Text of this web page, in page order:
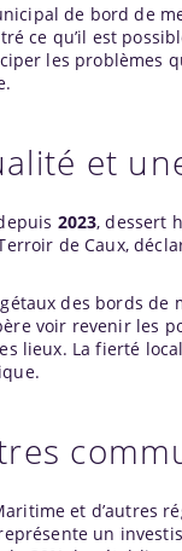
de bord de
ce qu’il est
les problèmes
et
2023, dessert
de Caux,
des bords de
voir revenir les
lieux. La fierté
et d’autres
un